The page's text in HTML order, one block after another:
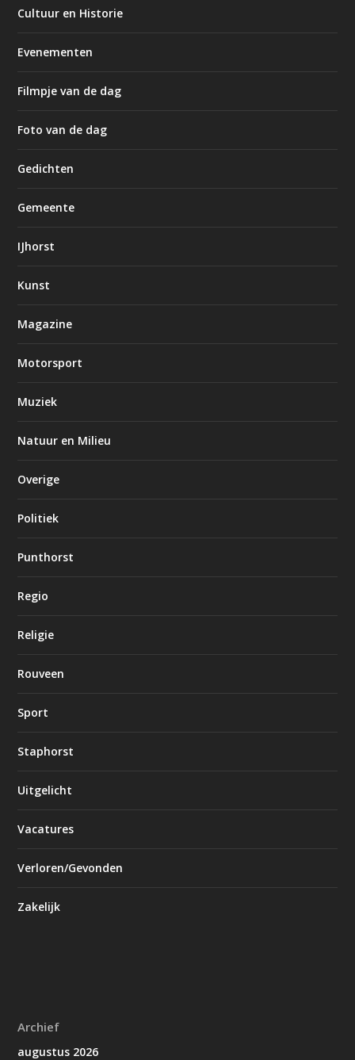
Cultuur en Historie
Evenementen
Filmpje van de dag
Foto van de dag
Gedichten
Gemeente
IJhorst
Kunst
Magazine
Motorsport
Muziek
Natuur en Milieu
Overige
Politiek
Punthorst
Regio
Religie
Rouveen
Sport
Staphorst
Uitgelicht
Vacatures
Verloren/Gevonden
Zakelijk
Archief
augustus 2026